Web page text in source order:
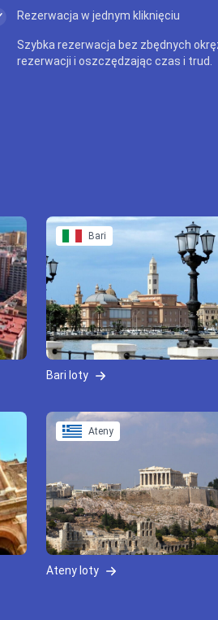
Rezerwacja w jednym kliknięciu
Szybka rezerwacja bez zbędnych
rezerwacji i oszczędzając czas i trud.
Bari
Bari loty
Ateny
Ateny loty